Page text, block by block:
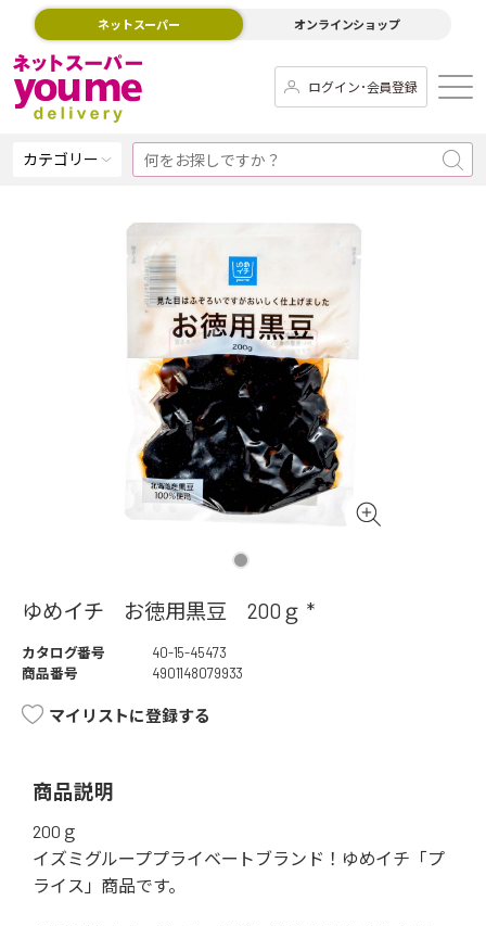
ネットスーパー オンラインショップ
ログイン･会員登録
カテゴリー
ゆめイチ お徳用黒豆 200ｇ *
カタログ番号
40-15-45473
商品番号
4901148079933
マイリストに登録する
商品説明
200ｇ
イズミグループプライベートブランド！ゆめイチ「プ
ライス」商品です。